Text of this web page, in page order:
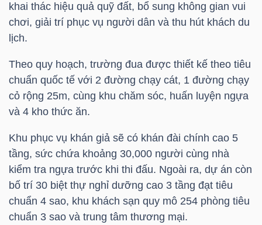
khai thác hiệu quả quỹ đất, bổ sung không gian vui
chơi, giải trí phục vụ người dân và thu hút khách du
lịch.
Theo quy hoạch, trường đua được thiết kế theo tiêu
chuẩn quốc tế với 2 đường chạy cát, 1 đường chạy
cỏ rộng 25m, cùng khu chăm sóc, huấn luyện ngựa
và 4 kho thức ăn.
Khu phục vụ khán giả sẽ có khán đài chính cao 5
tầng, sức chứa khoảng 30,000 người cùng nhà
kiểm tra ngựa trước khi thi đấu. Ngoài ra, dự án còn
bố trí 30 biệt thự nghỉ dưỡng cao 3 tầng đạt tiêu
chuẩn 4 sao, khu khách sạn quy mô 254 phòng tiêu
chuẩn 3 sao và trung tâm thương mại.
THẾ
GIỚI
ĐÔNG
DƯƠNG
TÀI
CHÍNH
CÁ
NHÂN